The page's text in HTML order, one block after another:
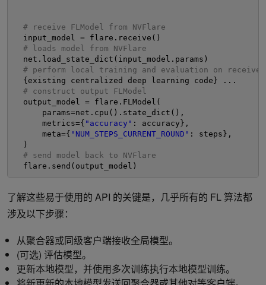
# receive FLModel from NVFlare
input_model = flare.receive()
# loads model from NVFlare
net.load_state_dict(input_model.params)
# perform local training and evaluation on received
{existing centralized deep learning code} ...
# construct output FLModel
output_model = flare.FLModel(
params=net.cpu().state_dict(),
metrics={ "accuracy" : accuracy},
meta={ "NUM_STEPS_CURRENT_ROUND" : steps},
)
# send model back to NVFlare
flare.send(output_model)
了解这些易于使用的 API 的关键是，几乎所有的 FL 算法都
涉及以下步骤：
从聚合器或同级客户端接收全局模型。
(可选) 评估模型。
更新本地模型，并使用多次训练执行本地模型训练。